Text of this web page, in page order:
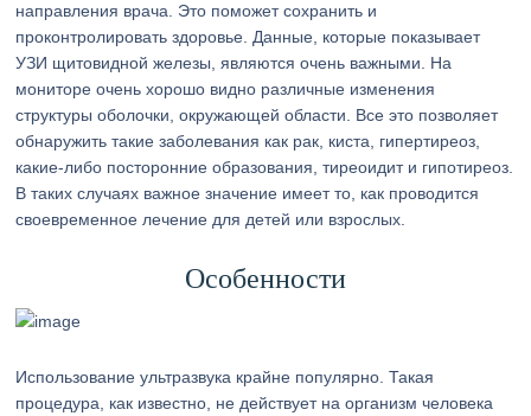
направления врача. Это поможет сохранить и
проконтролировать здоровье. Данные, которые показывает
УЗИ щитовидной железы, являются очень важными. На
мониторе очень хорошо видно различные изменения
структуры оболочки, окружающей области. Все это позволяет
обнаружить такие заболевания как рак, киста, гипертиреоз,
какие-либо посторонние образования, тиреоидит и гипотиреоз.
В таких случаях важное значение имеет то, как проводится
своевременное лечение для детей или взрослых.
Особенности
Использование ультразвука крайне популярно. Такая
процедура, как известно, не действует на организм человека